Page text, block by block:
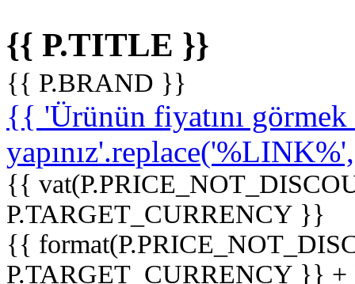
{{ P.TITLE }}
{{ P.BRAND }}
{{ 'Ürünün fiyatını
{{
P.TARGET_CURRENCY }}
{{
P.TARGET_CURRENCY }}